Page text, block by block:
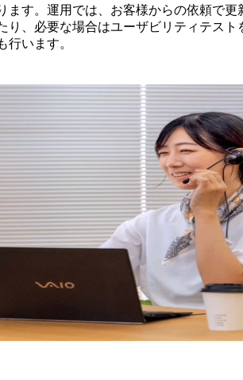
す。運用では、お客様からの依頼で
り、必要な場合はユーザビリティテス
います。